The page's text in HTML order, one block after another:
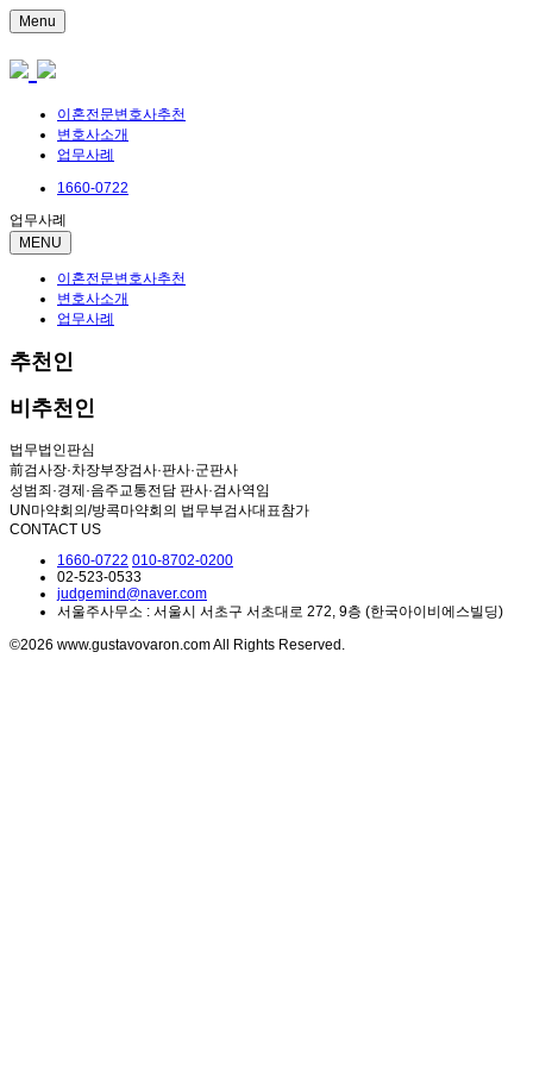
Menu
이혼전문변호사추천
변호사소개
업무사례
1660-0722
업무사례
MENU
이혼전문변호사추천
변호사소개
업무사례
추천인
비추천인
법무법인판심
前검사장·차장부장검사·판사·군판사
성범죄·경제·음주교통전담 판사·검사역임
UN마약회의/방콕마약회의 법무부검사대표참가
CONTACT US
1660-0722 010-8702-0200
02-523-0533
judgemind@naver.com
서울주사무소 : 서울시 서초구 서초대로 272, 9층 (한국아이비에스빌딩)
©2026 www.gustavovaron.com All Rights Reserved.